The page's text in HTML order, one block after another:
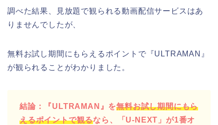
調べた結果、見放題で観られる動画配信サービスはあ
りませんでしたが、
無料お試し期間にもらえるポイントで『ULTRAMAN』
が観られることがわかりました。
結論：『ULTRAMAN』を無料お試し期間にもら
えるポイントで観るなら、「U-NEXT」が1番オ